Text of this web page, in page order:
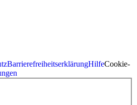
BarrierefreiheitserklärungHilfeCookie-